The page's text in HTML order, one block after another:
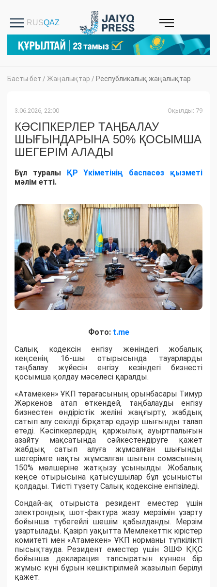
Басты бет / Жаңалықтар / Республикалық жаңалықтар
3.06.2026, 22:00 Оқылды: 79
КӘСІПКЕРЛЕР ТАҢБАЛАУ
ШЫҒЫНДАРЫНА 50% ҚОСЫМША
ШЕГЕРІМ АЛАДЫ
Бұл туралы ҚР Үкіметінің баспасөз қызметі
мәлім етті.
Фото: t.me
Салық кодексін енгізу жөніндегі жобалық
кеңсенің 16-шы отырысында тауарларды
таңбалау жүйесін енгізу кезіндегі бизнесті
қосымша қолдау мәселесі қаралды.
«Атамекен» ҰКП төрағасының орынбасары Тимур
Жәркенов атап өткендей, таңбалауды енгізу
бизнестен өндірістік желіні жаңғырту, жабдық
сатып алу секілді бірқатар едәуір шығынды талап
етеді. Кәсіпкерлердің қаржылық ауыртпалығын
азайту мақсатында сәйкестендіруге қажет
жабдық сатып алуға жұмсалған шығынды
шегерімге нақты жұмсалған шығын сомасының
150% мөлшеріне жатқызу ұсынылды. Жобалық
кеңсе отырысына қатысушылар бұл ұсынысты
қолдады. Тиісті түзету Салық кодексіне енгізіледі.
Сондай-ақ отырыста резидент еместер үшін
электрондық шот-фактура жазу мерзімін ұзарту
бойынша түбегейлі шешім қабылданды. Мерзім
ұзартылады. Қазіргі уақытта Мемлекеттік кірістер
комитеті мен «Атамекен» ҰКП норманы түпкілікті
пысықтауда. Резидент еместер үшін ЭШФ ҚҚС
бойынша декларация тапсыратын күннен бір
жұмыс күні бұрын кешіктірілмей жазылып берілуі
қажет.